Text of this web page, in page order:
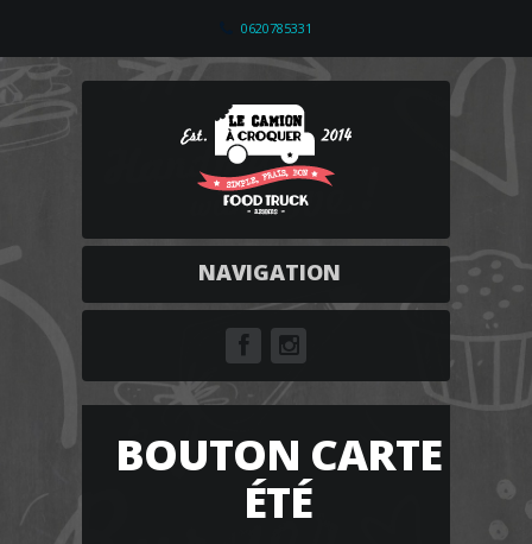
0620785331
NAVIGATION
BOUTON CARTE
ÉTÉ